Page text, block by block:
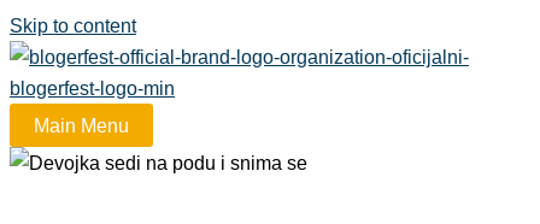
Skip to content
Main Menu